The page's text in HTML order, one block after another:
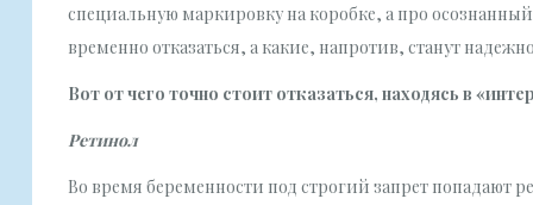
специальную маркировку на коробке, а про
временно отказаться, а какие, напротив, станут
Вот от чего точно стоит отказаться, находясь в
Ретинол
Во время беременности под строгий запрет попадают